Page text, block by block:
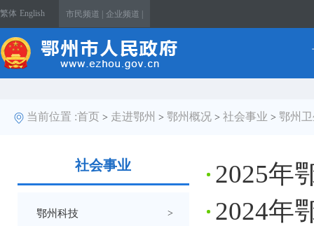
繁体 English 市民频道 | 企业频道 |
当前位置 :首页 > 走进鄂州 > 鄂州概况 > 社会事业 > 鄂州
社会事业
鄂州科技 >
2025年
2024年